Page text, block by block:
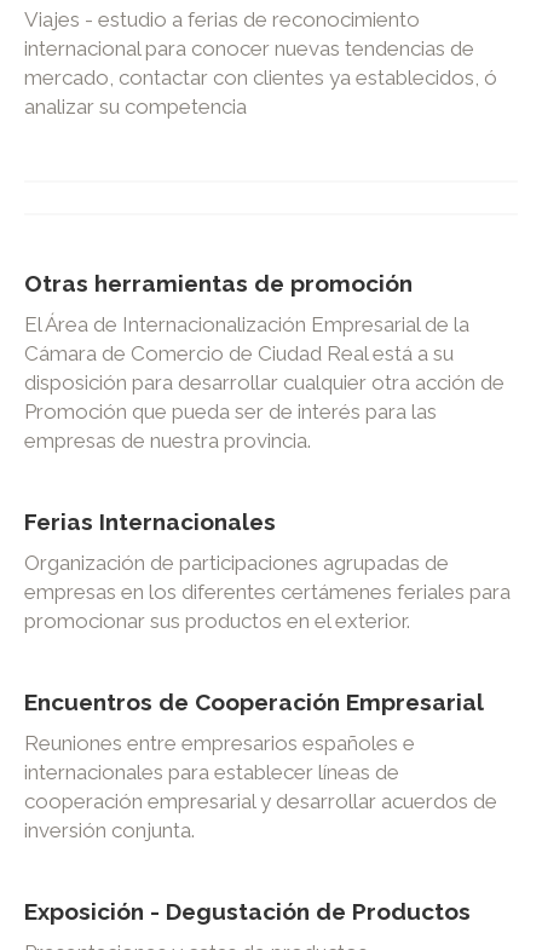
Viajes - estudio a ferias de reconocimiento
internacional para conocer nuevas tendencias de
mercado, contactar con clientes ya establecidos, ó
analizar su competencia
Otras herramientas de promoción
El Área de Internacionalización Empresarial de la
Cámara de Comercio de Ciudad Real está a su
disposición para desarrollar cualquier otra acción de
Promoción que pueda ser de interés para las
empresas de nuestra provincia.
Ferias Internacionales
Organización de participaciones agrupadas de
empresas en los diferentes certámenes feriales para
promocionar sus productos en el exterior.
Encuentros de Cooperación Empresarial
Reuniones entre empresarios españoles e
internacionales para establecer líneas de
cooperación empresarial y desarrollar acuerdos de
inversión conjunta.
Exposición - Degustación de Productos